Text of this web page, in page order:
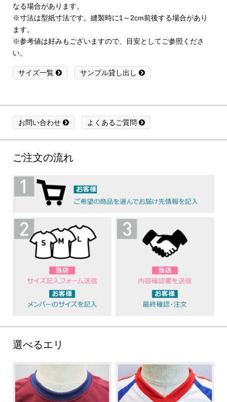
なる場合があります。
※寸法は型紙寸法です。縫製時に1～2cm前後する場合があり
ます。
※参考値は好みもございますので、目安としてご参照くださ
い。
サイズ一覧 サンプル貸し出し
お問い合わせ よくあるご質問
ご注文の流れ
選べるエリ